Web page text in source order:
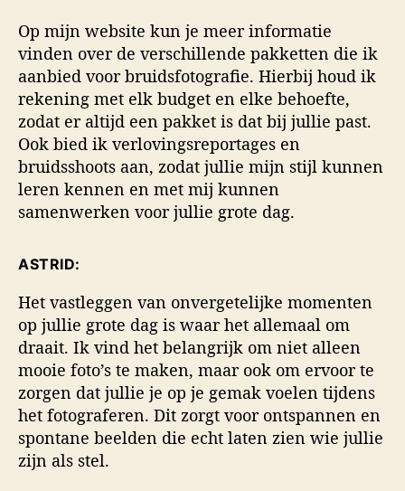
Op mijn website kun je meer informatie
vinden over de verschillende pakketten die ik
aanbied voor bruidsfotografie. Hierbij houd ik
rekening met elk budget en elke behoefte,
zodat er altijd een pakket is dat bij jullie past.
Ook bied ik verlovingsreportages en
bruidsshoots aan, zodat jullie mijn stijl kunnen
leren kennen en met mij kunnen
samenwerken voor jullie grote dag.
ASTRID:
Het vastleggen van onvergetelijke momenten
op jullie grote dag is waar het allemaal om
draait. Ik vind het belangrijk om niet alleen
mooie foto’s te maken, maar ook om ervoor te
zorgen dat jullie je op je gemak voelen tijdens
het fotograferen. Dit zorgt voor ontspannen en
spontane beelden die echt laten zien wie jullie
zijn als stel.